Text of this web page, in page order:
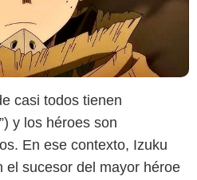
casi todos tienen
y los héroes son
En ese contexto, Izuku
el sucesor del mayor héroe
Netflix